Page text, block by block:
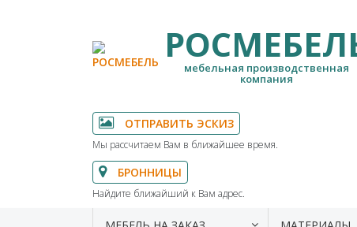
мебельная производственная
компания
ОТПРАВИТЬ ЭСКИЗ
Мы рассчитаем Вам в ближайшее время.
БРОННИЦЫ
Найдите ближайший к Вам адрес.